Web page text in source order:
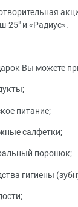
25″ и «Радиус».
Вы можете
питание;
салфетки;
порошок;
гигиены